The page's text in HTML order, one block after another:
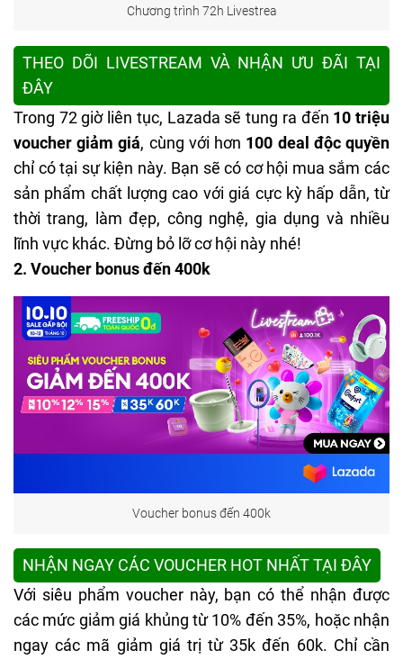
Chương trình 72h Livestrea
THEO DÕI LIVESTREAM VÀ NHẬN ƯU ĐÃI TẠI
ĐÂY
Trong 72 giờ liên tục, Lazada sẽ tung ra đến 10 triệu
voucher giảm giá, cùng với hơn 100 deal độc quyền
chỉ có tại sự kiện này. Bạn sẽ có cơ hội mua sắm các
sản phẩm chất lượng cao với giá cực kỳ hấp dẫn, từ
thời trang, làm đẹp, công nghệ, gia dụng và nhiều
lĩnh vực khác. Đừng bỏ lỡ cơ hội này nhé!
2. Voucher bonus đến 400k
Voucher bonus đến 400k
NHẬN NGAY CÁC VOUCHER HOT NHẤT TẠI ĐÂY
Với siêu phẩm voucher này, bạn có thể nhận được
các mức giảm giá khủng từ 10% đến 35%, hoặc nhận
ngay các mã giảm giá trị từ 35k đến 60k. Chỉ cần